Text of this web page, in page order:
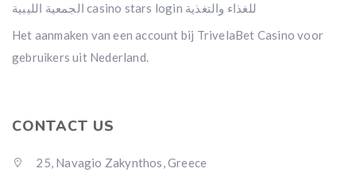
الجمعية الليبية casino stars login للغذاء والتغذية
Het aanmaken van een account bij TrivelaBet Casino voor
gebruikers uit Nederland.
CONTACT US
25, Navagio Zakynthos, Greece